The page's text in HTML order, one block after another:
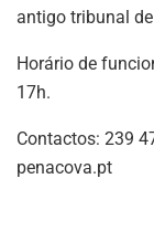
antigo tribunal
Horário de
17h.
Contactos: 239
penacova.pt